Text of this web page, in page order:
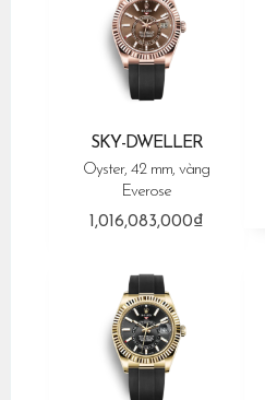
SKY-DWELLER
Oyster, 42 mm, vàng
Everose
1,016,083,000₫